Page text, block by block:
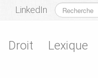
LinkedIn
Droit Lexique